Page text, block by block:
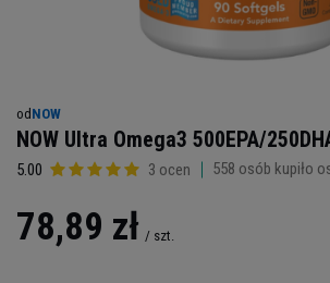
od NOW
NOW Ultra Omega3 500EPA/
5.00 3 ocen 558 osób kupiło
78,89 zł / szt.